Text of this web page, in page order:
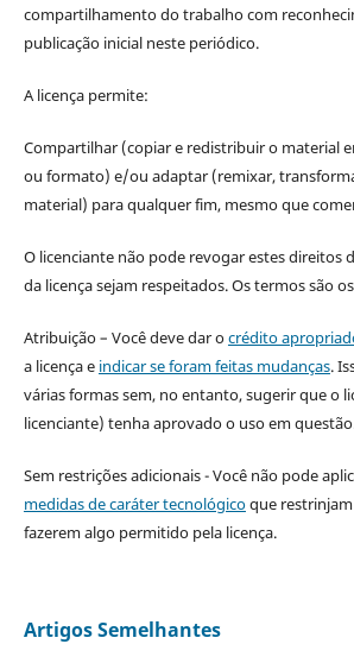
compartilhamento do trabalho com
publicação inicial neste periódico.
A licença permite:
Compartilhar (copiar e redistribuir o material
ou formato) e/ou adaptar (remixar,
material) para qualquer fim, mesmo que
O licenciante não pode revogar estes direitos
da licença sejam respeitados. Os termos são
Atribuição – Você deve dar ocrédito
a licença e indicar se foram feitas mudanças.
várias formas sem, no entanto, sugerir que o
licenciante) tenha aprovado o uso em
Sem restrições adicionais - Você não pode
medidas de caráter tecnológicoque
fazerem algo permitido pela licença.
Artigos Semelhantes